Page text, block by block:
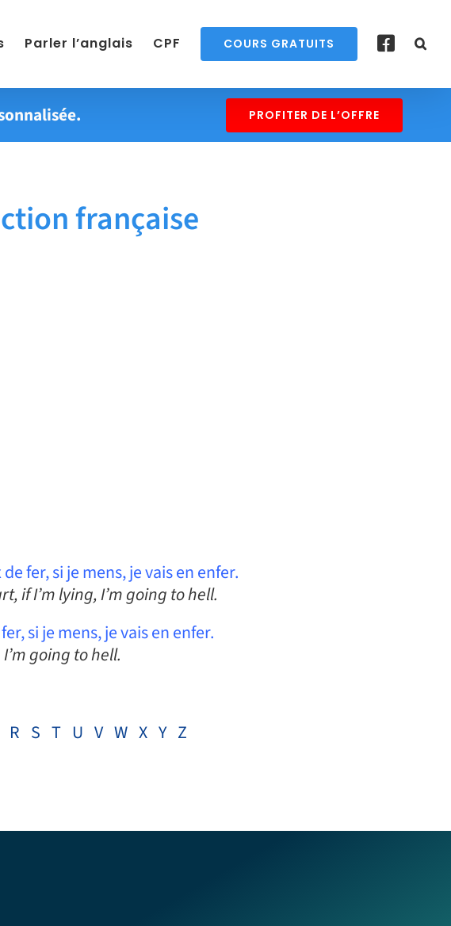
Parler l’anglais CPF COURS GRATUITS
PROFITER DE L’OFFRE
française
fer, si je mens, je vais en enfer.
if I’m lying, I’m going to hell.
si je mens, je vais en enfer.
going to hell.
R S T U V W X Y Z